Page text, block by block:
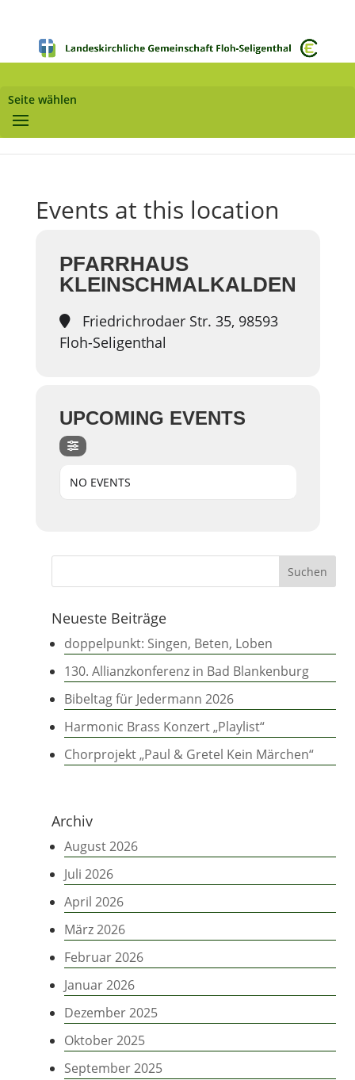
Seite wählen
Events at this location
PFARRHAUS
KLEINSCHMALKALDEN
Friedrichrodaer Str. 35, 98593
Floh-Seligenthal
UPCOMING EVENTS
NO EVENTS
Neueste Beiträge
doppelpunkt: Singen, Beten, Loben
130. Allianzkonferenz in Bad Blankenburg
Bibeltag für Jedermann 2026
Harmonic Brass Konzert „Playlist“
Chorprojekt „Paul & Gretel Kein Märchen“
Archiv
August 2026
Juli 2026
April 2026
März 2026
Februar 2026
Januar 2026
Dezember 2025
Oktober 2025
September 2025